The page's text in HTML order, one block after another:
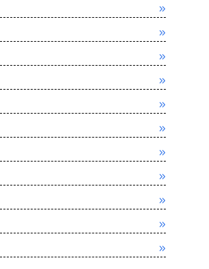
»
»
»
»
»
»
»
»
»
»
»